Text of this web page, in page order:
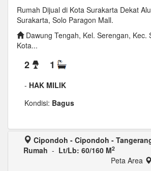
Rumah Dijual di Kota Surakarta Dekat
Surakarta, Solo Paragon Mall.
Dawung Tengah, Kel. Serengan, Kec.
Kota...
2 1
- HAK MILIK
Kondisi: Bagus
Cipondoh - Cipondoh -
Rumah - Lt/Lb: 60/160 M2
Peta Area